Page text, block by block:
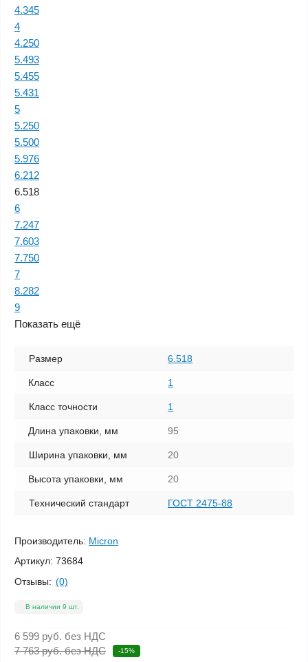
4.345
4
4.250
5.493
5.455
5.431
5
5.250
5.500
5.976
6.212
6.518
6
7.247
7.603
7.750
7
8.282
9
Показать ещё
Размер 6.518
Класс 1
Класс точности 1
Длина упаковки, мм 95
Ширина упаковки, мм 20
Высота упаковки, мм 20
Технический стандарт ГОСТ 2475-88
Производитель: Micron
Артикул: 73684
Отзывы: (0)
В наличии 9 шт.
6 599 руб. без НДС
7 763 руб. без НДС
-15%